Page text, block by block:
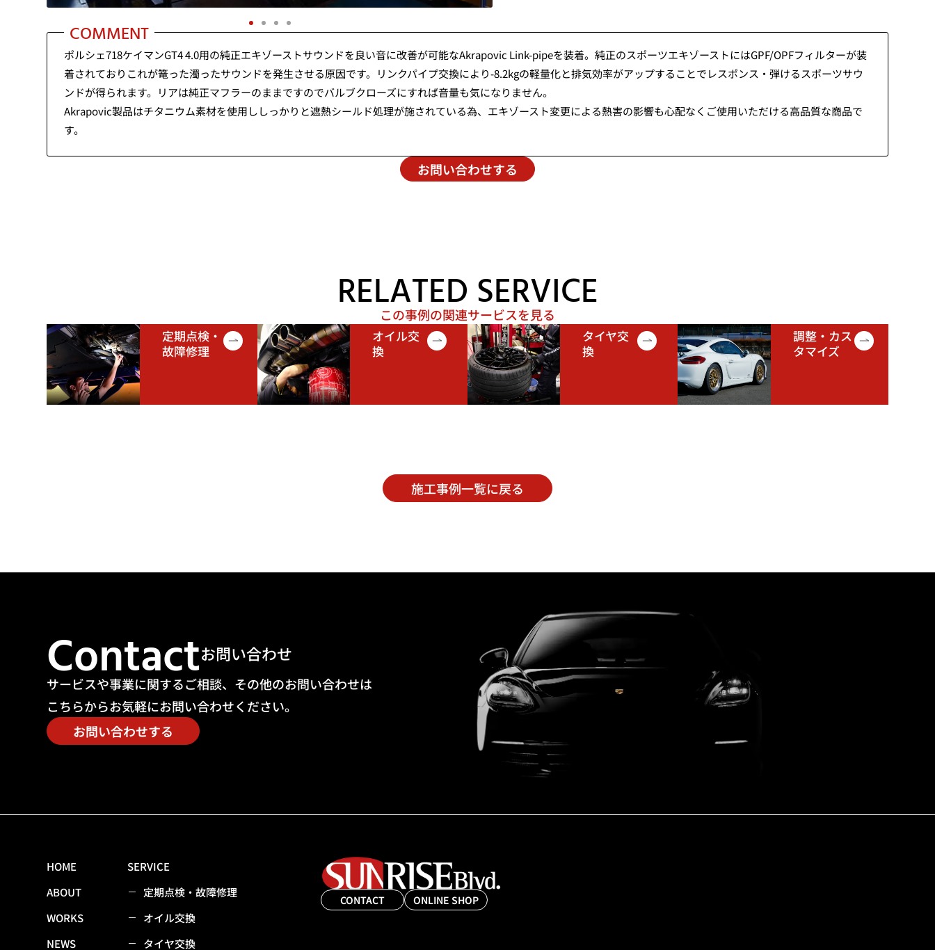
COMMENT
ポルシェ718ケイマンGT4 4.0用の純正エキゾーストサウンドを良い音に改善が可能なAkrapovic Link-pipeを装着。純正のスポーツエキゾーストにはGPF/OPFフィルターが装
着されておりこれが篭った濁ったサウンドを発生させる原因です。リンクパイプ交換により-8.2kgの軽量化と排気効率がアップすることでレスポンス・弾けるスポーツサウ
ンドが得られます。リアは純正マフラーのままですのでバルブクローズにすれば音量も気になりません。
Akrapovic製品はチタニウム素材を使用ししっかりと遮熱シールド処理が施されている為、エキゾースト変更による熱害の影響も心配なくご使用いただける高品質な商品で
す。
お問い合わせする
RELATED SERVICE
この事例の関連サービスを見る
定期点検・
故障修理
オイル交
換
タイヤ交
換
調整・カス
タマイズ
施工事例一覧に戻る
Contactお問い合わせ
サービスや事業に関するご相談、その他のお問い合わせは
こちらからお気軽にお問い合わせください。
お問い合わせする
HOME
ABOUT
WORKS
NEWS
SERVICE
定期点検・故障修理
オイル交換
タイヤ交換
CONTACT ONLINE SHOP